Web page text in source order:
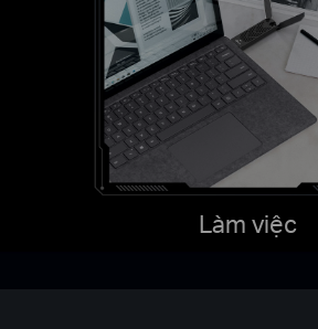
Làm việc